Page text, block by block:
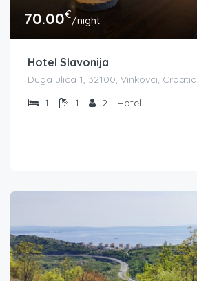
70.00€/night
Hotel Slavonija
Duga ulica 1, 32100, Vinkovci, Croatia
1
1 2 Hotel